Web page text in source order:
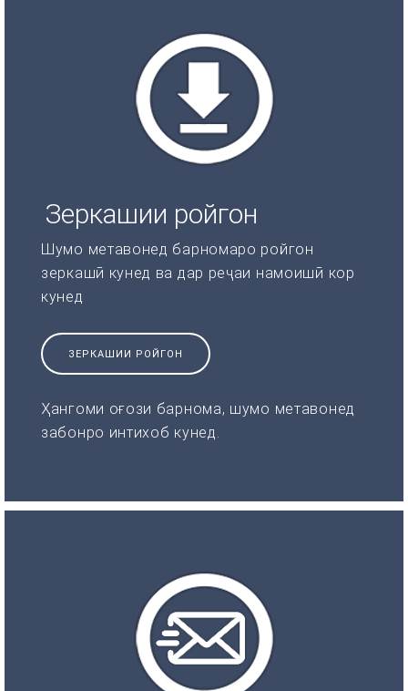
Зеркашии ройгон
Шумо метавонед барномаро ройгон
зеркашӣ кунед ва дар реҷаи намоишӣ кор
кунед
ЗЕРКАШИИ РОЙГОН
Ҳангоми оғози барнома, шумо метавонед
забонро интихоб кунед.